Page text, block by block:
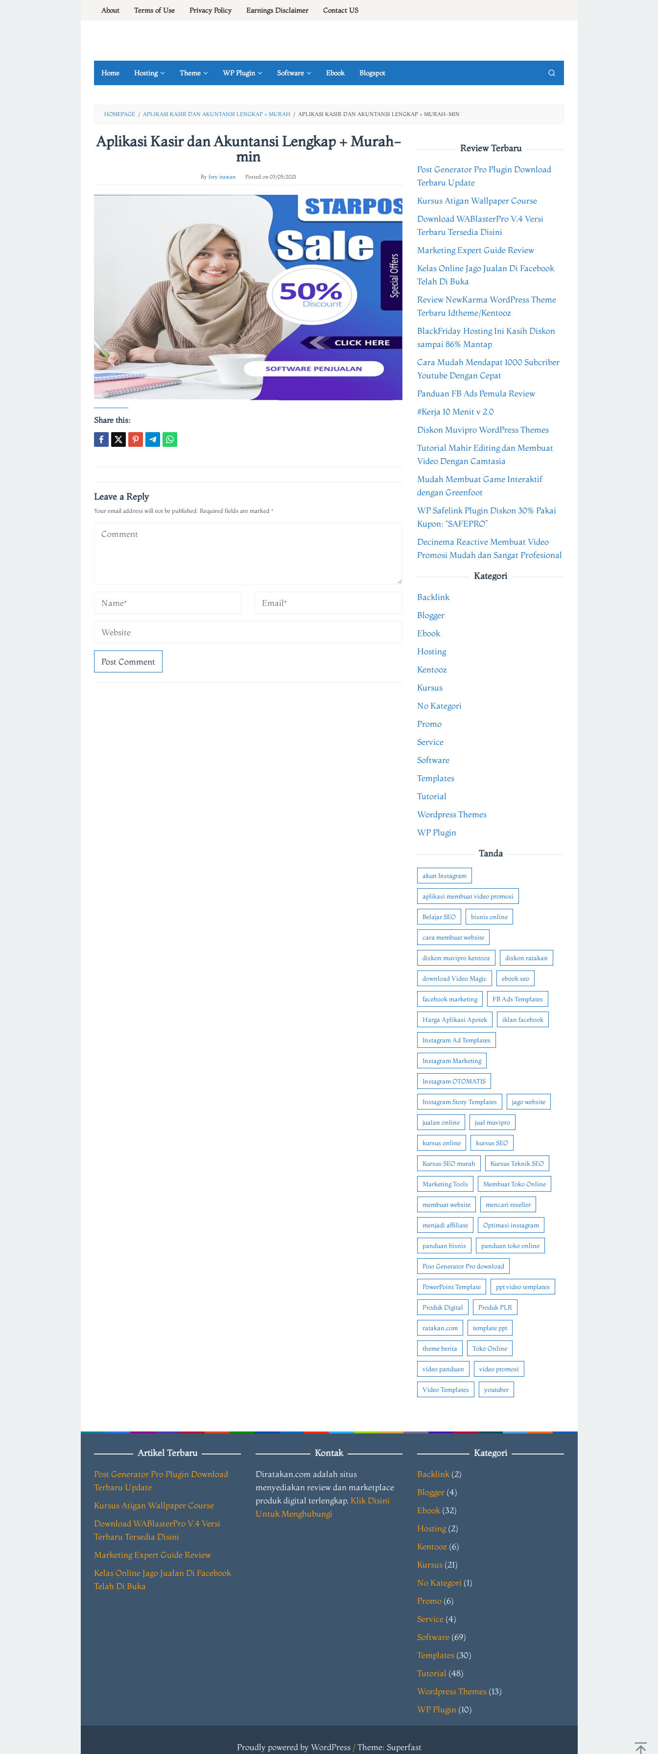
About Terms of Use Privacy Policy Earnings Disclaimer Contact US
Home Hosting Theme WP Plugin Software Ebook Blogspot
HOMEPAGE / APLIKASI KASIR DAN AKUNTANSI LENGKAP + MURAH / APLIKASI KASIR DAN AKUNTANSI LENGKAP + MURAH-MIN
Aplikasi Kasir dan Akuntansi Lengkap + Murah-
min
By fery irawan Posted on 03/05/2021
Share this:
navigation
Leave a Reply
Your email address will not be published. Required fields are marked *
Review Terbaru
Post Generator Pro Plugin Download
Terbaru Update
Kursus Atigan Wallpaper Course
Download WABlasterPro V.4 Versi
Terbaru Tersedia Disini
Marketing Expert Guide Review
Kelas Online Jago Jualan Di Facebook
Telah Di Buka
Review NewKarma WordPress Theme
Terbaru Idtheme/Kentooz
BlackFriday Hosting Ini Kasih Diskon
sampai 86% Mantap
Cara Mudah Mendapat 1000 Subcriber
Youtube Dengan Cepat
Panduan FB Ads Pemula Review
#Kerja 10 Menit v 2.0
Diskon Muvipro WordPress Themes
Tutorial Mahir Editing dan Membuat
Video Dengan Camtasia
Mudah Membuat Game Interaktif
dengan Greenfoot
WP Safelink Plugin Diskon 30% Pakai
Kupon: “SAFEPRO”
Decinema Reactive Membuat Video
Promosi Mudah dan Sangat Profesional
Kategori
Backlink
Blogger
Ebook
Hosting
Kentooz
Kursus
No Kategori
Promo
Service
Software
Templates
Tutorial
Wordpress Themes
WP Plugin
Tanda
akun Instagram
aplikasi membuat video promosi
Belajar SEO bisnis online
cara membuat website
diskon muvipro kentooz diskon ratakan
download Video Magic ebook seo
facebook marketing FB Ads Templates
Harga Aplikasi Apotek iklan facebook
Instagram Ad Templates
Instagram Marketing
Instagram OTOMATIS
Instagram Story Templates jago website
jualan online jual muvipro
kursus online kursus SEO
Kursus SEO murah Kursus Teknik SEO
Marketing Tools Membuat Toko Online
membuat website mencari reseller
menjadi affiliate Optimasi instagram
panduan bisnis panduan toko online
Post Generator Pro download
PowerPoint Template ppt video templates
Produk Digital Produk PLR
ratakan.com template ppt
theme berita Toko Online
video panduan video promosi
Video Templates youtuber
Artikel Terbaru
Post Generator Pro Plugin Download
Terbaru Update
Kursus Atigan Wallpaper Course
Download WABlasterPro V.4 Versi
Terbaru Tersedia Disini
Marketing Expert Guide Review
Kelas Online Jago Jualan Di Facebook
Telah Di Buka
Kontak
Diratakan.com adalah situs
menyediakan review dan marketplace
produk digital terlengkap. Klik Disini
Untuk Menghubungi
Kategori
Backlink (2)
Blogger (4)
Ebook (32)
Hosting(2)
Kentooz (6)
Kursus (21)
No Kategori (1)
Promo (6)
Service (4)
Software (69)
Templates (30)
Tutorial (48)
Wordpress Themes (13)
WP Plugin (10)
Proudly powered by WordPress /Theme: Superfast